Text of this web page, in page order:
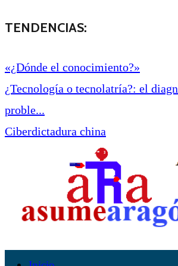
TENDENCIAS:
«¿Dónde el conocimiento?»
¿Tecnología o tecnolatría?: el
proble...
Ciberdictadura china